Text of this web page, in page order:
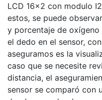
LCD 16x2 con modulo
estos, se puede
y porcentaje de
el dedo en el sensor,
aseguramos es la
caso que se necesite
distancia, el
sensor se comparó con